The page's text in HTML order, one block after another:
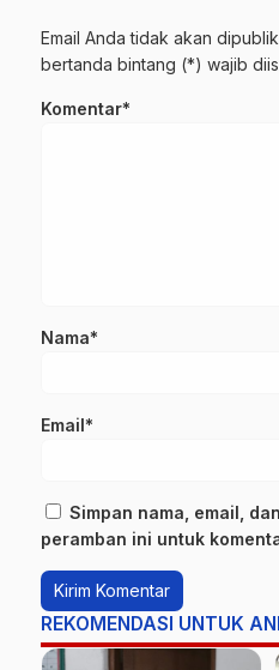
Email Anda tidak akan
bertanda bintang (*) wajib
Komentar*
Nama*
Email*
Simpan nama, email,
peramban ini untuk
REKOMENDASI UNTUK